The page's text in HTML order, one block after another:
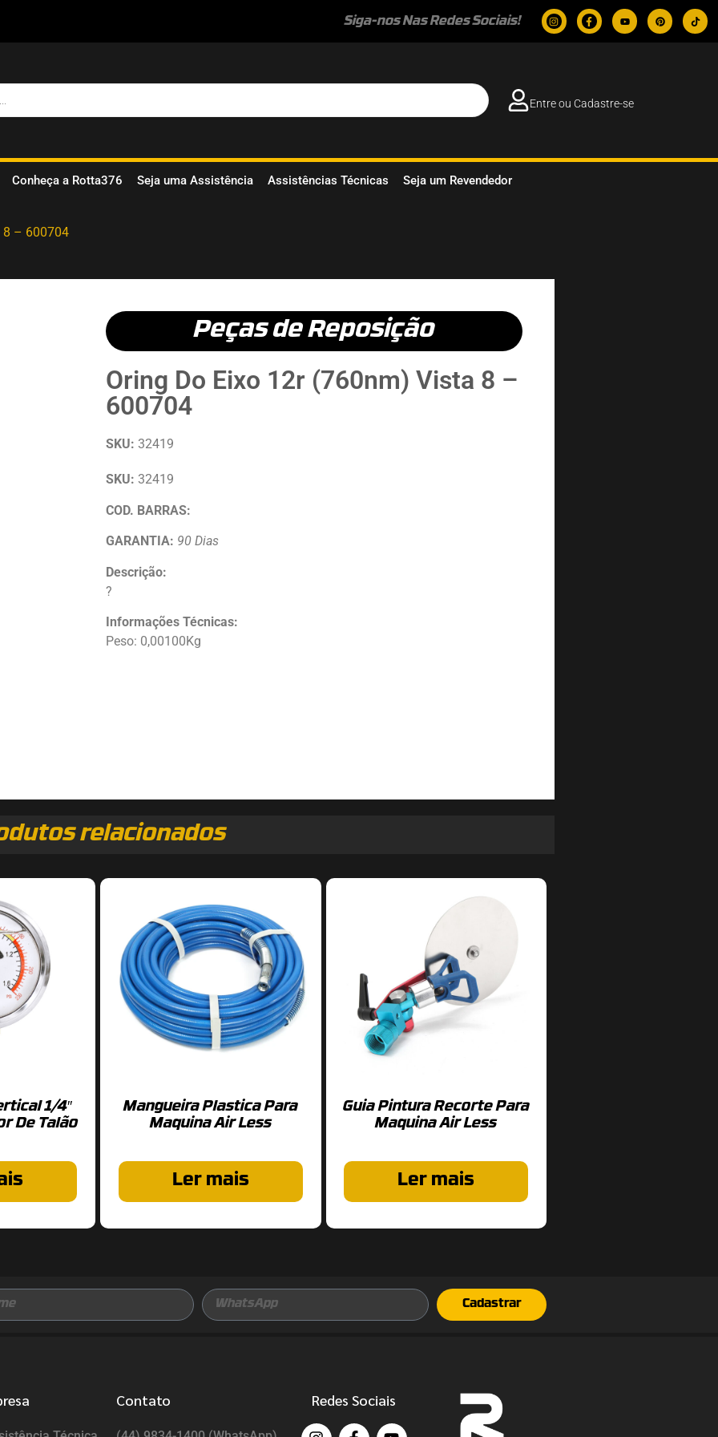
Siga-nos Nas Redes Sociais!
Entre ou Cadastre-se
Conheça a Rotta376 Seja uma Assistência Assistências Técnicas Seja um Revendedor
8 – 600704
Peças de Reposição
Oring Do Eixo 12r (760nm) Vista 8 –
600704
SKU: 32419
SKU: 32419
COD. BARRAS:
GARANTIA: 90 Dias
Descrição:
?
Informações Técnicas:
Peso: 0,00100Kg
relacionados
1/4″
De Talão
Mangueira Plastica Para
Maquina Air Less
Ler mais
Guia Pintura Recorte Para
Maquina Air Less
Ler mais
Cadastrar
Contato Redes Sociais